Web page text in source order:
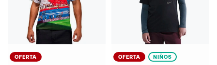
OFERTA OFERTA NIÑOS